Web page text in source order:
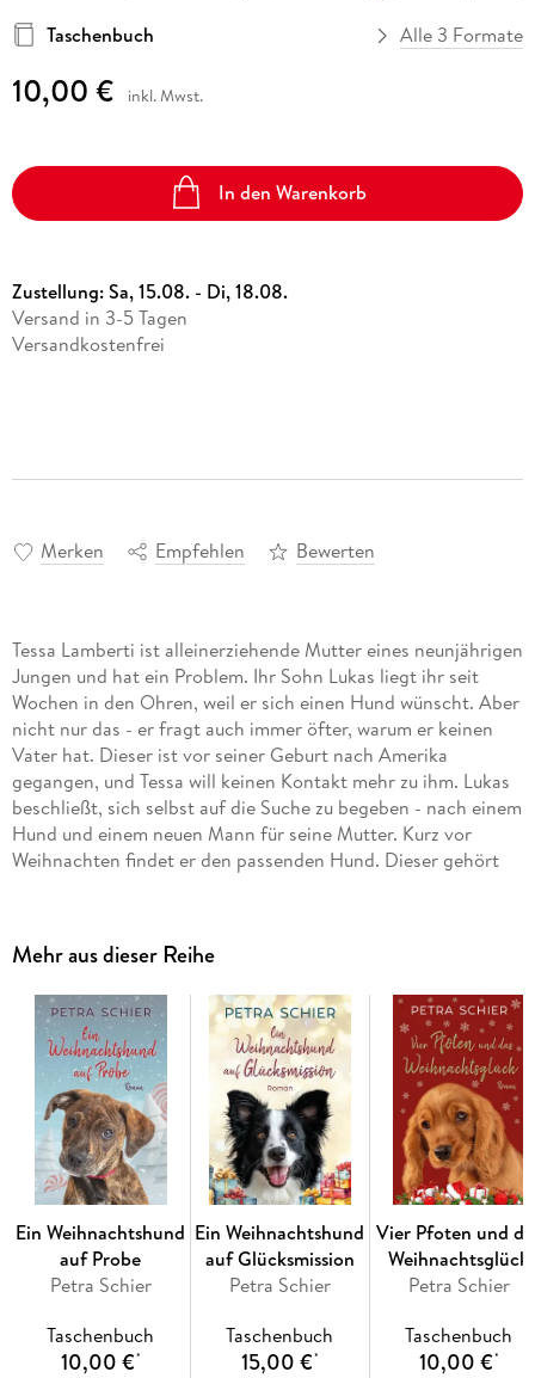
Taschenbuch
Alle 3 Formate
10,00 € inkl. Mwst.
In den Warenkorb
Zustellung:Sa, 15.08. - Di, 18.08.
Versand in 3-5 Tagen
Versandkostenfrei
Merken Empfehlen Bewerten
Tessa Lamberti ist alleinerziehende Mutter eines neunjährigen
Jungen und hat ein Problem. Ihr Sohn Lukas liegt ihr seit
Wochen in den Ohren, weil er sich einen Hund wünscht. Aber
nicht nur das - er fragt auch immer öfter, warum er keinen
Vater hat. Dieser ist vor seiner Geburt nach Amerika
gegangen, und Tessa will keinen Kontakt mehr zu ihm. Lukas
beschließt, sich selbst auf die Suche zu begeben - nach einem
Hund und einem neuen Mann für seine Mutter. Kurz vor
Weihnachten findet er den passenden Hund. Dieser gehört
quirlige Jack Russell Terrier, sorgt indes bald nicht nur für
ordentlich Tumult im Hause Lamberti - er bringt auch ein lang
gehütetes Geheimnis ans Licht. Und das wirbelt Tessas
Gefühlswelt ziemlich durcheinander.
Mehr aus dieser Reihe
Ein Weihnachtshund
auf Probe
Petra Schier
Taschenbuch
10,00 €*
Ein Weihnachtshund
auf Glücksmission
Petra Schier
Taschenbuch
15,00 €*
Vier Pfoten und
Weihnachtsglück
Petra Schier
Taschenbuch
10,00 €*